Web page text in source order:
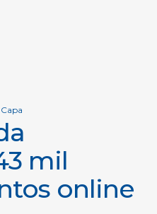
Capa
mil
online